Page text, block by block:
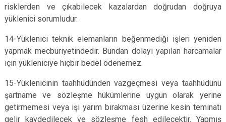
risklerden ve çıkabilecek kazalardan doğrudan doğruya
yüklenici sorumludur.
14-Yüklenici teknik elemanların beğenmediği işleri yeniden
yapmak mecburiyetindedir. Bundan dolayı yapılan harcamalar
için yükleniciye hiçbir bedel ödenemez.
15-Yüklenicinin taahhüdünden vazgeçmesi veya taahhüdünü
şartname ve sözleşme hükümlerine uygun olarak yerine
getirmemesi veya işi yarım bırakması üzerine kesin teminatı
gelir kaydedilecek ve sözleşme fesh edilecektir. Yapmış